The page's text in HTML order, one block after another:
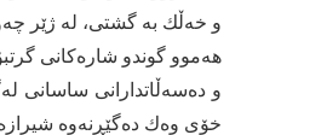
و خەڵك بە گشتی، لە ژێر
ھەموو گوندو شارەکانی
و دەسەڵاتدارانی ساسانی
خۆی وەك دەگێڕنەوە